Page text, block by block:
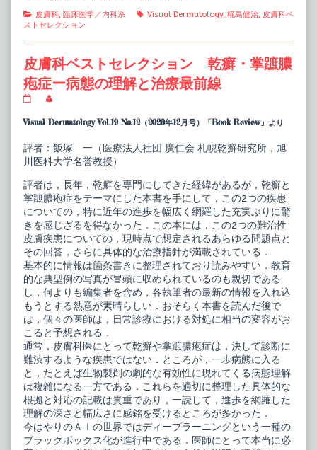
Categories
皮膚科, 臨床医学／内科系 Tags
Visual Dermatology, 椛島健治, 皮膚科ベ
ストセレクション
皮膚科ベストセレクション 乾癬・掌蹠膿
疱症ー病態の理解と治療最前線
科
ト
セ
ク
シ
ョ
ン
乾
癬・
蹠
膿
疱
ー
病
態
の
理
解
と
治
療
最
前
線
published
on
posts
author
of
科
ベ
ス
ト
セ
レ
ク
シ
ョ
ン
乾
癬・
掌
蹠
膿
疱
症
ー
病
態
の
理
解
と
Visual Dermatology Vol.19 No.12（2020年12月号）「Book Review」より
評者：飯塚 一（医療法人社団 廣仁会 札幌乾癬研究所，旭
川医科大学名誉教授）
評者は，長年，乾癬を専門にしてきた経緯があるが，乾癬と
掌蹠膿疱症をテーマにした本書を手にして，この2つの疾患
についての，特に近年の進歩を幅広く網羅した充実ぶりに驚
きを感じざるを得なかった．この本には，この2つの難治性
皮膚疾患についての，現時点で想定されるあらゆる問題点と
その回答，さらに具体的な治療指針が満載されている．
基本的に情報は箇条書きに整理されており読みやすい．教育
的な典型例の写真が冒頭に収められているのも親切である
し，何よりも編集者を含め，各執筆者の最新の情報を入れ込
もうとする熱意が素晴らしい．おそらく本書を読んだ後で
は，個々の医師は，日常診療における対処に相当の変容がお
こると予想される．
通常，皮膚科医にとって乾癬や掌蹠膿疱症は，決して診断に
難渋するような疾患ではない．ところが，一歩病態に入る
と，たとえば生物製剤の劇的な有効性に現れてくる病態理解
は複雑になる一方である．これらを適切に整理した具体的な
根拠と対応の記載は貴重であり，一読して，進歩を網羅した
理解の深さと幅広さに感銘を受けるところが多かった．
今はやりのＡＩの世界ではディープラーニングという一種の
ブラックボックス化が進行中である．医師にとって本当に必